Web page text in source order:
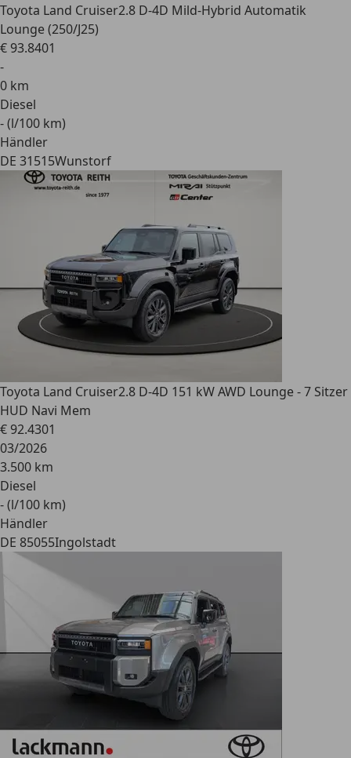
Toyota Land Cruiser2.8 D-4D Mild-Hybrid Automatik
Lounge (250/J25)
€ 93.8401
-
0 km
Diesel
- (l/100 km)
Händler
DE 31515Wunstorf
Toyota Land Cruiser2.8 D-4D 151 kW AWD Lounge - 7 Sitzer
HUD Navi Mem
€ 92.4301
03/2026
3.500 km
Diesel
- (l/100 km)
Händler
DE 85055Ingolstadt